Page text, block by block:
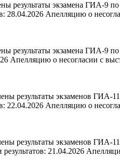
экзамена ГИА-9
28.04.2026 Апелляцию о
экзамена ГИА-9
Апелляцию о несогласии с
результаты экзаменов ГИА-
22.04.2026 Апелляцию о
результаты экзаменов ГИА-
21.04.2026